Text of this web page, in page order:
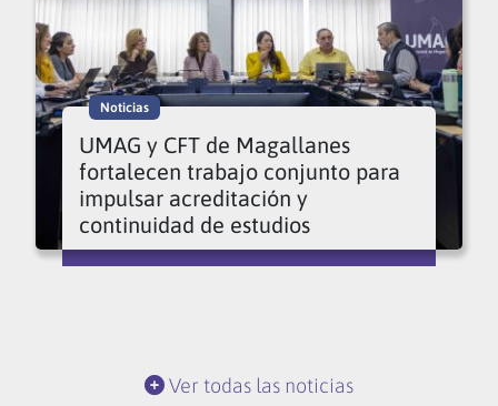
Noticias
UMAG y CFT de Magallanes
fortalecen trabajo conjunto para
impulsar acreditación y
continuidad de estudios
Ver todas las noticias